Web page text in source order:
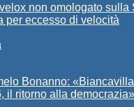
non omologato sulla
per eccesso di velocità
Bonanno:
il ritorno alla